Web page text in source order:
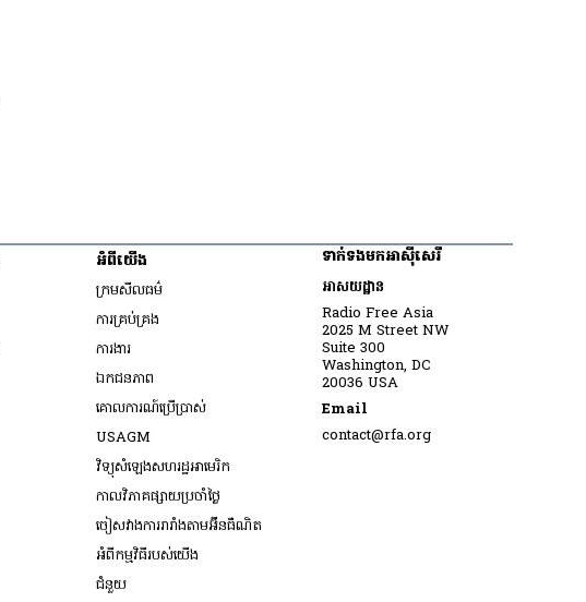
អំពីយើង
ក្រមសីលធម៌
ការគ្រប់គ្រង
ការងារOpens in new window
ឯកជនភាព
គោលការណ៍ប្រើប្រាស់
USAGM
វិទ្យុសំឡេងសហរដ្ឋអាមេរិក
កាលវិភាគផ្សាយប្រចាំថ្ងៃ
ចៀសវាង​ការរារាំង​តាម​អ៊ីនធឺណិត
អំពីកម្មវិធីរបស់យើង
ជំនួយ
ទាក់ទងមកអាស៊ីសេរី
អាសយដ្ឋាន
Radio Free Asia
2025 M Street NW
Suite 300
Washington, DC
20036 USA
Email
contact@rfa.org